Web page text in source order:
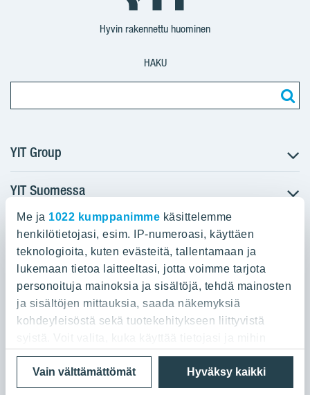
Me ja 1022 kumppanimme käsittelemme
henkilötietojasi, esim. IP-numeroasi, käyttäen
teknologioita, kuten evästeitä, tallentamaan ja
lukemaan tietoa laitteeltasi, jotta voimme tarjota
personoituja mainoksia ja sisältöjä, tehdä mainosten
ja sisältöjen mittauksia, saada näkemyksiä
kohdeyleisöstä sekä tuotekehitykseen liittyvistä
syistä. Voit valita, kuka käyttää tietojasi ja mihin
tarkoituksiin.
Jos sallit, haluamme myös tehdä seuraavia:
Hyväksy kaikki
Vain välttämättömät
Suomi
Hyvin rakennettu huominen
HAKU
YIT Group
Tietoa YIT:stä
Töihin meille
Sijoittajat
Projektit
Media
Yhteystiedot
YIT Suomessa
Myytävät asunnot
Vuokrattavat toimitilat
Kiinteistösijoittaminen
Infrarakentaminen
Toimitilarakentaminen
Teollisuusrakentaminen
YIT:n pääkonttori
Panuntie 11, PL 36, 00620 Helsinki
020 433 111
Tietosuoja ja Käyttöehdot Lähetä meille palautetta
Evästeet